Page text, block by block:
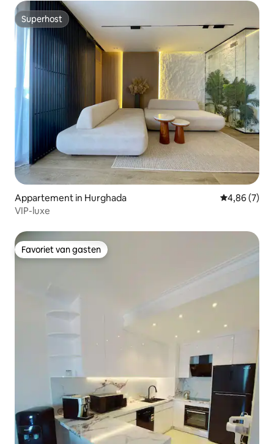
Superhost
Superhost
Appartement in Hurghada Gemiddelde
4,86 (7)
VIP-luxe
Favoriet van gasten
Favoriet van gasten